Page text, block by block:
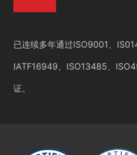
已连续多年通过ISO9001、
IATF16949、ISO13485、
证。